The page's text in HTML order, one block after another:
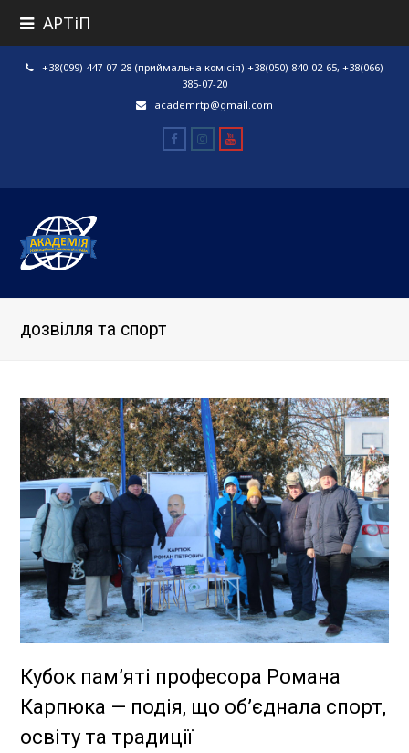
АРТіП
+38(099) 447-07-28 (приймальна комісія) +38(050) 840-02-65, +38(066)
385-07-20
academrtp@gmail.com
FacebookInstagram
дозвілля та спорт
Кубок пам’яті професора Романа
Карпюка — подія, що об’єднала спорт,
освіту та традиції